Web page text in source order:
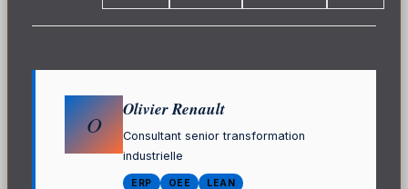
O
Olivier Renault
Consultant senior transformation
industrielle
ERP OEE LEAN